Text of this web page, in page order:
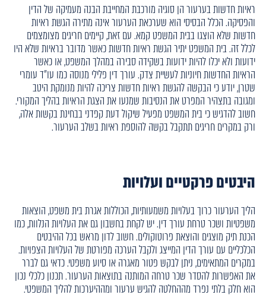
ראיות חדשות בערעור הן סוגיה מורכבת המחייבת הבנה מעמיקה של הדין
והפסיקה. הכלל הבסיסי הוא שערכאת הערעור אינה מתירה הגשת ראיות
חדשות שלא הוצגו בבית המשפט קמא. עם זאת, קיימים חריגים מצומצמים
לכלל זה. בית המשפט יתיר הגשת ראיות חדשות כאשר מדובר בראיות שלא היו
ידועות ולא יכלו להיות ידועות בשקידה סבירה במהלך המשפט, או כאשר
הראיות החדשות חיוניות לעשיית צדק. עורך דין פלילי מנוסה כמו עו"ד עומרי
שטרן, יודע כי הבקשה להגשת ראיות חדשות צריכה להיות מנומקת היטב
ומגובה בתצהיר המפרט את הנסיבות שמנעו את הצגת הראיות בהליך המקורי.
חשוב להדגיש כי בית המשפט מפעיל שיקול דעת קפדני בבחינת בקשות אלה,
ורק במקרים חריגים תתקבל בקשה להוספת ראיות בשלב הערעור.
היבטים פרקטיים ועלויות
הליך הערעור כרוך בעלויות משמעותיות, הכוללות אגרת בית משפט, הוצאות
משפטיות ושכר טרחת עורך דין. יש לקחת בחשבון גם את העלויות הנלוות, כמו
הכנת תיק מוצגים והוצאת פרוטוקולים. חשוב לדון מראש בכל ההיבטים
הכלכליים עם עורך הדין המייצג ולקבל הערכה מפורטת של העלויות הצפויות.
במקרים המתאימים, ניתן לבקש פטור מאגרה או סיוע משפטי. כדאי גם לברר
את האפשרות להסדר שכר טרחה המותנה בתוצאות הערעור. תכנון כלכלי נכון
הוא חלק בלתי נפרד מההחלטה להגיש ערעור ומההיערכות להליך המשפטי.